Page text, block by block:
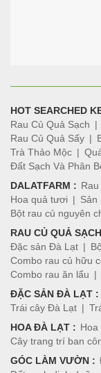
HOT SEARCHED
Rau Củ Quả Sạch
Rau Củ Quả Sấy
Trà Thảo Mộc
Đất Sạch Và Phân
DALATFARM :
Hoa quả tươi
Sản
Bột rau củ nguyên
RAU CỦ QUẢ
Đặc sản Đà Lạt
Combo rau củ hữu
Combo rau ăn lẩu
ĐẶC SẢN ĐÀ LẠT :
Trái cây Đà Lạt
HOA ĐÀ LẠT : Hoa
Cây trang trí ban
GÓC LÀM VƯỜN :